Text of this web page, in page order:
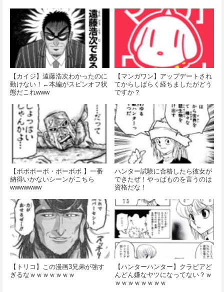
【カイジ】遠藤浩次わかったのに
動けない！←本編がスピンオフ状
態だこれwww
【マンガワン】アップデートされ
てからしばらく経ちましたがどう
ですか？
【ボボボーボ・ボーボボ 】一番
納得いかないシーンがこちら
wwwwwww
ハンター試験に合格したら彼女が
できたぜ！やっぱものを言うのは
資格だな！
【トリコ】この漫画3兄弟が強す
ぎるなｗｗｗｗｗｗｗ
【ハンターハンター】クラピアど
んどん嫌なヤツになってない？ｗ
ｗｗｗｗｗｗｗｗ